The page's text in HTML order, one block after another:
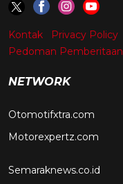
Kontak Privacy Policy
Pedoman Pemberitaan
NETWORK
Otomotifxtra.com
Motorexpertz.com
Semaraknews.co.id